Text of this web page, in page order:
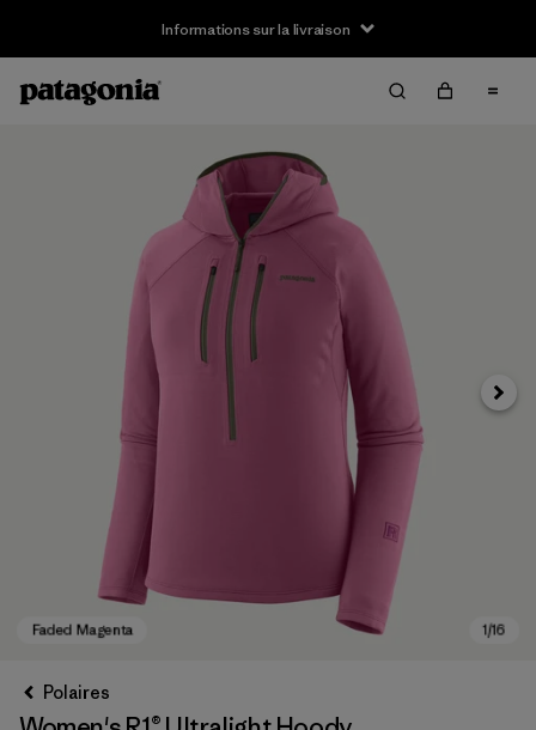
Informations sur la livraison
Polaires